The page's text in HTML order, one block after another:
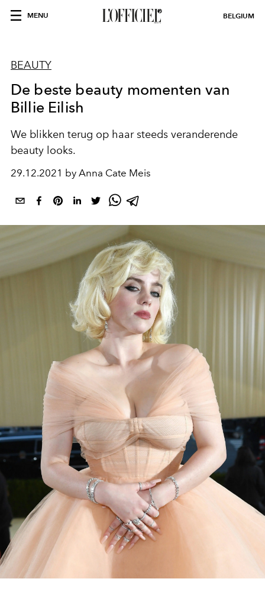
MENU BELGIUM
BEAUTY
De beste beauty momenten van
Billie Eilish
We blikken terug op haar steeds veranderende
beauty looks.
29.12.2021 by Anna Cate Meis